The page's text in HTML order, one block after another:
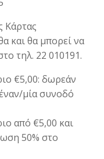
Κάρτας
και θα μπορεί να
τηλ. 22 010191.
€5,00: δωρεάν
μία συνοδό
από €5,00 και
50% στο